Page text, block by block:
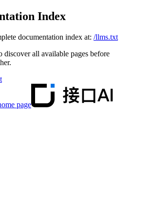
Index
documentation index at: /llms.txt
discover all available pages before
page